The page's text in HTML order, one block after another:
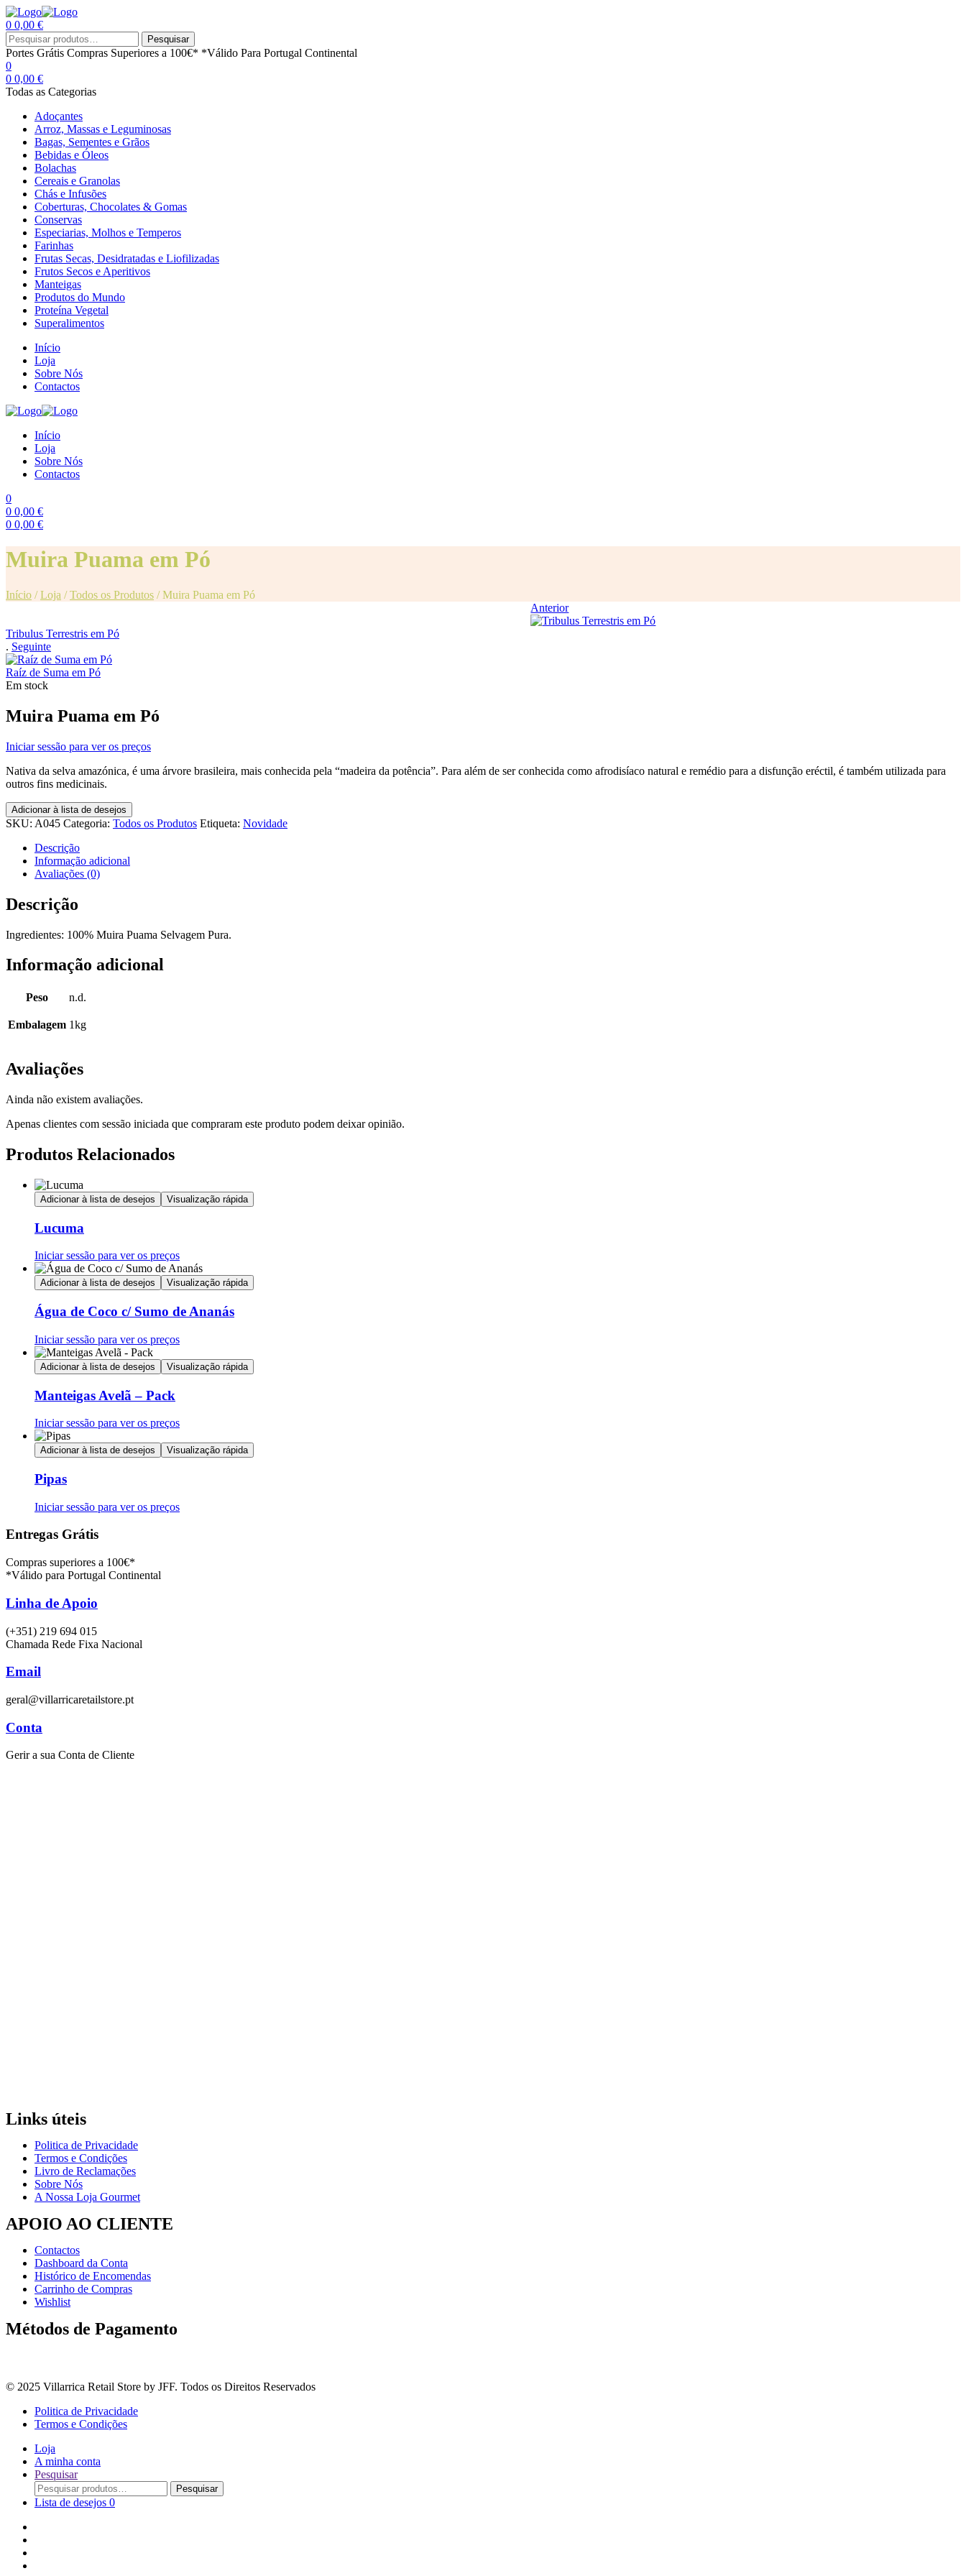
0 0,00 €
Menu
Procurar
por:
Pesquisar
Portes Grátis Compras Superiores a 100€* *Válido Para Portugal Continental
0
0 0,00 €
Todas as Categorias
Adoçantes
Arroz, Massas e Leguminosas
Bagas, Sementes e Grãos
Bebidas e Óleos
Bolachas
Cereais e Granolas
Chás e Infusões
Coberturas, Chocolates & Gomas
Conservas
Especiarias, Molhos e Temperos
Farinhas
Frutas Secas, Desidratadas e Liofilizadas
Frutos Secos e Aperitivos
Manteigas
Produtos do Mundo
Proteína Vegetal
Superalimentos
Início
Loja
Sobre Nós
Contactos
Início
Loja
Sobre Nós
Contactos
0
0 0,00 €
0 0,00 €
Muira Puama em Pó
Início /Loja /Todos os Produtos /Muira Puama em Pó
Anterior
Tribulus Terrestris em Pó
. Seguinte
Raíz de Suma em Pó
Em stock
Muira Puama em Pó
Iniciar sessão para ver os preços
Nativa da selva amazónica, é uma árvore brasileira, mais conhecida pela “madeira da potência”. Para além de ser conhecida como afrodisíaco natural e remédio para a disfunção eréctil, é também utilizada para
outros fins medicinais.
Adicionar à lista de desejos
SKU: A045 Categoria: Todos os Produtos Etiqueta: Novidade
Descrição
Informação adicional
Avaliações (0)
Descrição
Ingredientes: 100% Muira Puama Selvagem Pura.
Informação adicional
Peso n.d.
Embalagem 1kg
Avaliações
Ainda não existem avaliações.
Apenas clientes com sessão iniciada que compraram este produto podem deixar opinião.
Produtos Relacionados
Adicionar à lista de desejos Visualização rápida
Lucuma
Iniciar sessão para ver os preços
Adicionar à lista de desejos Visualização rápida
Água de Coco c/ Sumo de Ananás
Iniciar sessão para ver os preços
Adicionar à lista de desejos Visualização rápida
Manteigas Avelã – Pack
Iniciar sessão para ver os preços
Adicionar à lista de desejos Visualização rápida
Pipas
Iniciar sessão para ver os preços
Entregas Grátis
Compras superiores a 100€*
*Válido para Portugal Continental
Linha de Apoio
(+351) 219 694 015
Chamada Rede Fixa Nacional
Email
geral@villarricaretailstore.pt
Conta
Gerir a sua Conta de Cliente
Links úteis
Politica de Privacidade
Termos e Condições
Livro de Reclamações
Sobre Nós
A Nossa Loja Gourmet
APOIO AO CLIENTE
Contactos
Dashboard da Conta
Histórico de Encomendas
Carrinho de Compras
Wishlist
Métodos de Pagamento
© 2025 Villarrica Retail Store by JFF. Todos os Direitos Reservados
Politica de Privacidade
Termos e Condições
Loja
A minha conta
Pesquisar
Procurar
por:
Pesquisar
Lista de desejos 0